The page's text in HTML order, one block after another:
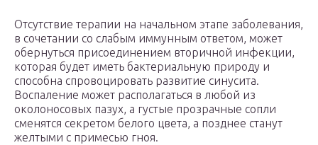
Отсутствие терапии на начальном этапе заболевания,
в сочетании со слабым иммунным ответом, может
обернуться присоединением вторичной инфекции,
которая будет иметь бактериальную природу и
способна спровоцировать развитие синусита.
Воспаление может располагаться в любой из
околоносовых пазух, а густые прозрачные сопли
сменятся секретом белого цвета, а позднее станут
желтыми с примесью гноя.